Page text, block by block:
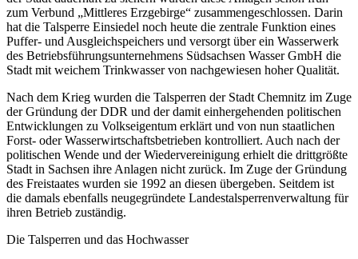
zum Verbund „Mittleres Erzgebirge“ zusammengeschlossen. Darin
hat die Talsperre Einsiedel noch heute die zentrale Funktion eines
Puffer- und Ausgleichspeichers und versorgt über ein Wasserwerk
des Betriebsführungsunternehmens Südsachsen Wasser GmbH die
Stadt mit weichem Trinkwasser von nachgewiesen hoher Qualität.
Nach dem Krieg wurden die Talsperren der Stadt Chemnitz im Zuge
der Gründung der DDR und der damit einhergehenden politischen
Entwicklungen zu Volkseigentum erklärt und von nun staatlichen
Forst- oder Wasserwirtschaftsbetrieben kontrolliert. Auch nach der
politischen Wende und der Wiedervereinigung erhielt die drittgrößte
Stadt in Sachsen ihre Anlagen nicht zurück. Im Zuge der Gründung
des Freistaates wurden sie 1992 an diesen übergeben. Seitdem ist
die damals ebenfalls neugegründete Landestalsperrenverwaltung für
ihren Betrieb zuständig.
Die Talsperren und das Hochwasser